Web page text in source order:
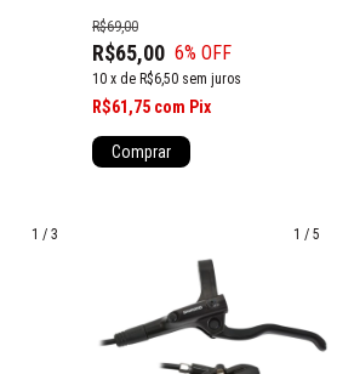
R$65,00
R$69,00
6% OFF
10 x de R$6,50 sem juros
R$61,75 com Pix
1 / 3 1 / 5